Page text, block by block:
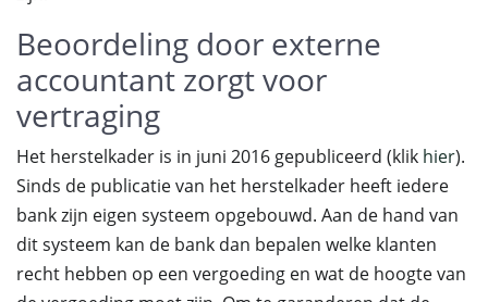
Beoordeling door externe
accountant zorgt voor
vertraging
Het herstelkader is in juni 2016 gepubliceerd (klik hier).
Sinds de publicatie van het herstelkader heeft iedere
bank zijn eigen systeem opgebouwd. Aan de hand van
dit systeem kan de bank dan bepalen welke klanten
recht hebben op een vergoeding en wat de hoogte van